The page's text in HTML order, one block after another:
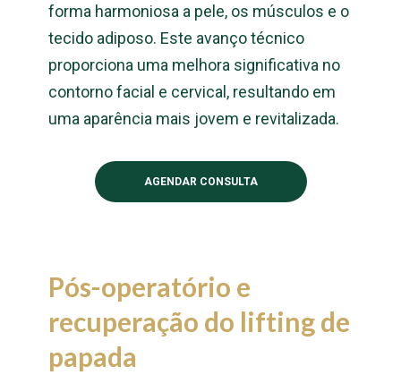
forma harmoniosa a pele, os músculos e o
tecido adiposo. Este avanço técnico
proporciona uma melhora significativa no
contorno facial e cervical, resultando em
uma aparência mais jovem e revitalizada.
AGENDAR CONSULTA
Pós-operatório e
recuperação do lifting de
papada